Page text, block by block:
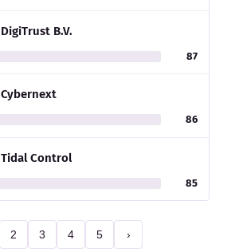
DigiTrust B.V.
87
Cybernext
86
Tidal Control
85
2 3 4 5 ›